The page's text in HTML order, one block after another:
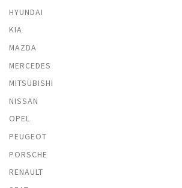
HYUNDAI
KIA
MAZDA
MERCEDES
MITSUBISHI
NISSAN
OPEL
PEUGEOT
PORSCHE
RENAULT